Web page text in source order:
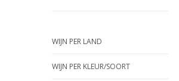
WIJN PER LAND
WIJN PER KLEUR/SOORT